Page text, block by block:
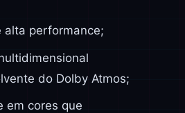
alta performance;
do Dolby Atmos;
em cores que